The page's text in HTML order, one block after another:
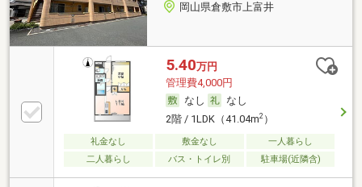
岡山県倉敷市上富井
5.40万円
管理費4,000円
なし
なし
2階 / 1LDK（41.04m2）
礼金なし 敷金なし
一人暮らし
二人暮らし
バス・トイレ別 駐車場(近隣含)